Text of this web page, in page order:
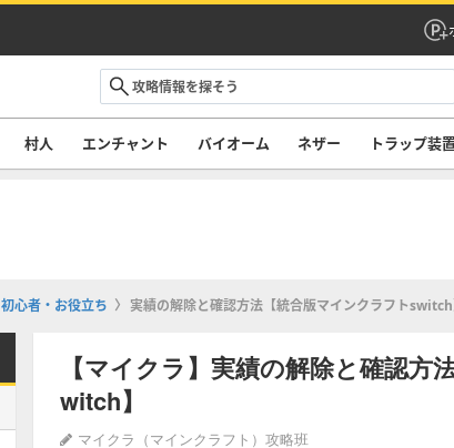
村人 エンチャント バイオーム ネザー トラップ装
初心者・お役立ち 実績の解除と確認方法【統合版マインクラフトswitch
【マイクラ】実績の解除と確認
witch】
マイクラ（マインクラフト）攻略班